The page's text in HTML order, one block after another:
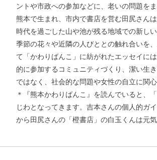
ントや市政への参加などに、老いの問題を
熊本で生まれ、市内で書店を営む田尻さん
時代を過ごした山や池が残る地域での新し
季節の花々や近隣の人びととの触れ合いを
て「かわりばんこ」に紡がれたエッセイに
的に参加するコミュニティづくり、潔い生
ではなく、社会的な問題や女性の自立に関
＊『熊本かわりばんこ』を読んでいると、
じわとなってきます。吉本さんの個人的ガ
から田尻さんの「橙書店」の白玉くんは元